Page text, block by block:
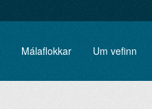
Málaflokkar Um vefinn